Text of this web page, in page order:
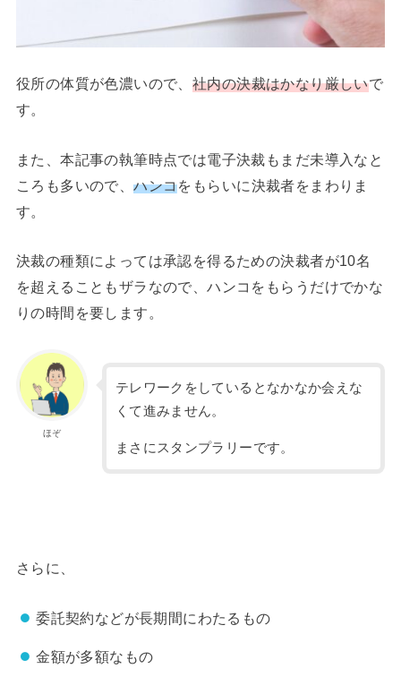
役所の体質が色濃いので、 社内の決裁はかなり厳しいで
す。
また、本記事の執筆時点では電子決裁もまだ未導入なと
ころも多いので、ハンコをもらいに決裁者をまわりま
す。
決裁の種類によっては承認を得るための決裁者が10名
を超えることもザラなので、ハンコをもらうだけでかな
りの時間を要します。
ほぞ
テレワークをしているとなかなか会えな
くて進みません。
まさにスタンプラリーです。
さらに、
委託契約などが長期間にわたるもの
金額が多額なもの